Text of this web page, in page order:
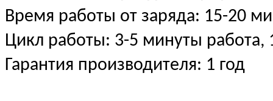
Время работы от заряда: 15-20
Цикл работы: 3-5 минуты работа,
Гарантия производителя: 1 год